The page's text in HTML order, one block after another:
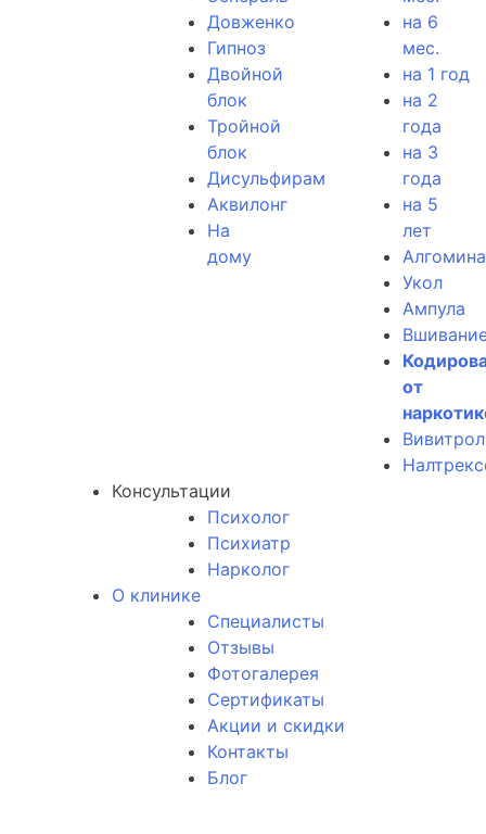
Довженко
Гипноз
Двойной
блок
Тройной
блок
Дисульфирам
Аквилонг
На
дому
на 6
мес.
на 1 год
на 2
года
на 3
года
на 5
лет
Укол
Ампула
от
Вивитрол
Консультации
Психолог
Психиатр
Нарколог
О клинике
Специалисты
Отзывы
Фотогалерея
Сертификаты
Акции и скидки
Контакты
Блог